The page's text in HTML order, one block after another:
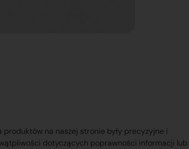
na naszej stronie były precyzyjne i
dotyczących poprawności informacji lub